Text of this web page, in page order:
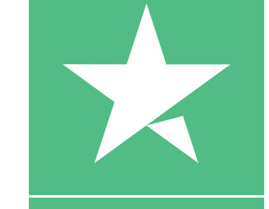
10 Descargas
20 00